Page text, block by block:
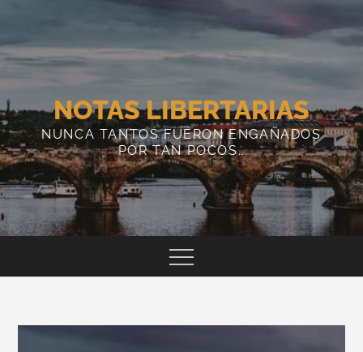
content
NOTAS LIBERTARIAS
NUNCA TANTOS FUERON ENGAÑADOS
POR TAN POCOS…